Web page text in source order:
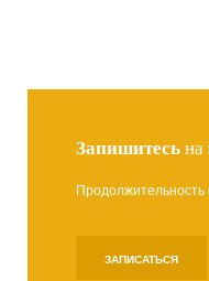
Запишитесьна
Продолжительность
ЗАПИСАТЬСЯ